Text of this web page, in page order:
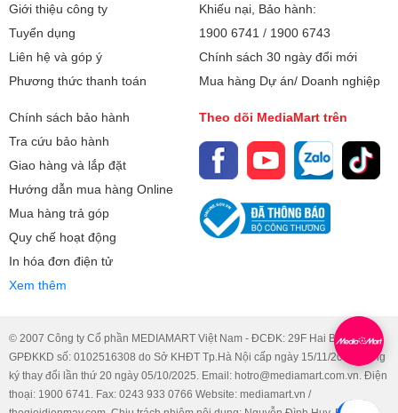
Giới thiệu công ty
Tuyển dụng
Liên hệ và góp ý
Phương thức thanh toán
Khiếu nại, Bảo hành:
1900 6741 / 1900 6743
Chính sách 30 ngày đổi mới
Mua hàng Dự án/ Doanh nghiệp
Chính sách bảo hành
Tra cứu bảo hành
Giao hàng và lắp đặt
Hướng dẫn mua hàng Online
Mua hàng trả góp
Quy chế hoạt động
In hóa đơn điện tử
Xem thêm
Theo dõi MediaMart trên
© 2007 Công ty Cổ phần MEDIAMART Việt Nam - ĐCĐK: 29F Hai Bà Trưng.
GPĐKKD số: 0102516308 do Sở KHĐT Tp.Hà Nội cấp ngày 15/11/2007, đăng
ký thay đổi lần thứ 20 ngày 05/10/2025. Email: hotro@mediamart.com.vn. Điện
thoại: 1900 6741. Fax: 0243 933 0766 Website: mediamart.vn /